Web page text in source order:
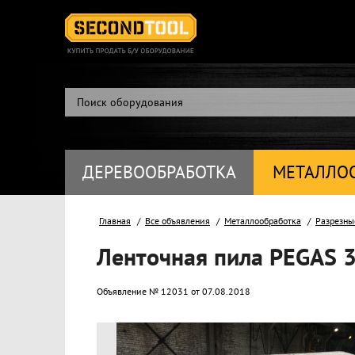
ДЕРЕВООБРАБОТКА
Главная Все объявления Металлообработка
Ленточная пила PEGAS
Объявление № 12031 от 07.08.2018